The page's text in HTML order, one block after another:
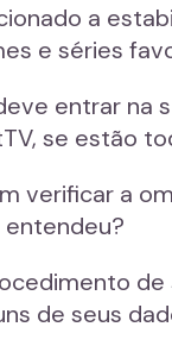
a
e séries
entrar na
se estão
verificar a
de
de seus